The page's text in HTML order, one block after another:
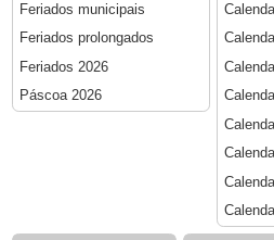
Feriados municipais
Feriados prolongados
Feriados 2026
Páscoa 2026